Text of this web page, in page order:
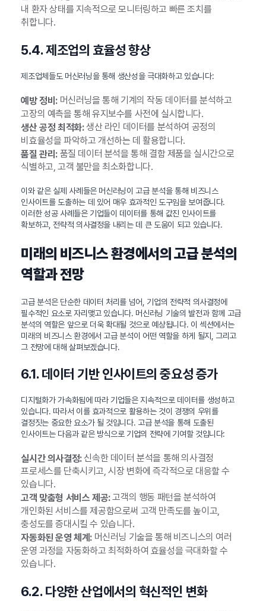
내 환자 상태를 지속적으로 모니터링하고 빠른 조치를
취합니다.
5.4. 제조업의 효율성 향상
제조업체들도 머신러닝을 통해 생산성을 극대화하고 있습니다:
예방 정비:머신러닝을 통해 기계의 작동 데이터를 분석하고
고장의 예측을 통해 유지보수를 사전에 실시합니다.
생산 공정 최적화:생산 라인 데이터를 분석하여 공정의
비효율성을 파악하고 개선하는 데 활용합니다.
품질 관리:품질 데이터 분석을 통해 결함 제품을 실시간으로
식별하고, 고객 불만을 최소화합니다.
이와 같은 실제 사례들은 머신러닝이 고급 분석을 통해 비즈니스
인사이트를 도출하는 데 있어 매우 효과적인 도구임을 보여줍니다.
이러한 성공 사례들은 기업들이 데이터를 통해 값진 인사이트를
확보하고, 전략적 의사결정을 내리는 데 큰 도움이 되고 있습니다.
미래의 비즈니스 환경에서의 고급 분석의
역할과 전망
고급 분석은 단순한 데이터 처리를 넘어, 기업의 전략적 의사결정에
필수적인 요소로 자리맺고 있습니다. 머신러닝 기술의 발전과 함께 고급
분석의 역할은 앞으로 더욱 확대될 것으로 예상됩니다. 이 섹션에서는
미래의 비즈니스 환경에서 고급 분석이 어떤 역할을 하게 될지, 그리고
그 전망에 대해 살펴보겠습니다.
6.1. 데이터 기반 인사이트의 중요성 증가
디지털화가 가속화됨에 따라 기업들은 지속적으로 데이터를 생성하고
있습니다. 따라서 이를 효과적으로 활용하는 것이 경쟁의 우위를
결정짓는 중요한 요소가 될 것입니다. 고급 분석을 통해 도출된
인사이트는 다음과 같은 방식으로 기업의 전략에 기여할 것입니다:
실시간 의사결정:신속한 데이터 분석을 통해 의사결정
프로세스를 단축시키고, 시장 변화에 즉각적으로 대응할 수
있습니다.
고객 맞춤형 서비스 제공:고객의 행동 패턴을 분석하여
개인화된 서비스를 제공함으로써 고객 만족도를 높이고,
충성도를 증대시킬 수 있습니다.
자동화된 운영 체계:머신러닝 기술을 통해 비즈니스의 여러
운영 과정을 자동화하고 최적화하여 효율성을 극대화할 수
있습니다.
6.2. 다양한 산업에서의 혁신적인 변화